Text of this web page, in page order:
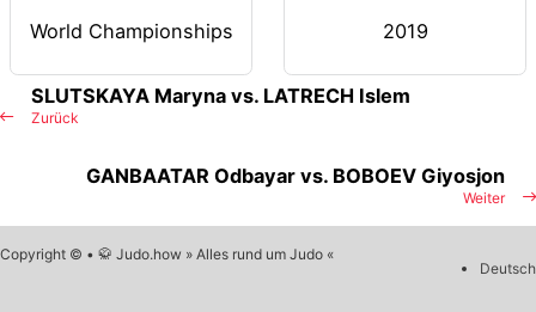
World Championships 2019
Zurück
SLUTSKAYA Maryna vs. LATRECH Islem
Weiter
GANBAATAR Odbayar vs. BOBOEV Giyosjon
Copyright © • 🥋 Judo.how » Alles rund um Judo «
Deutsch